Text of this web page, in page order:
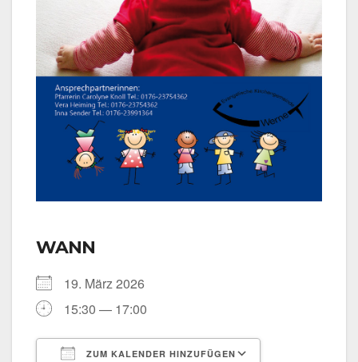
WANN
19. März 2026
15:30 — 17:00
ZUM KALENDER HINZUFÜGEN